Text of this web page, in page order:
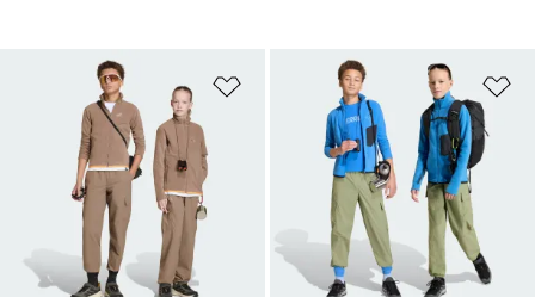
Zur Wunschliste hinzufügen